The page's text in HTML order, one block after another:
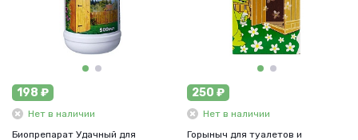
198 ₽
Нет в наличии
Биопрепарат Удачный для
250 ₽
Нет в наличии
Горыныч для туалетов и